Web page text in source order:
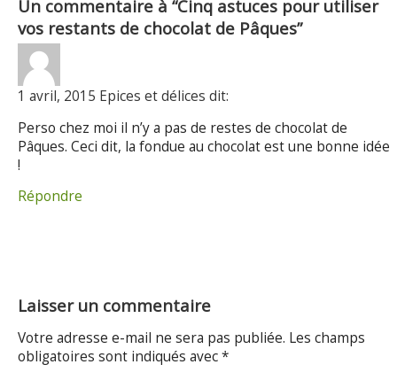
Un commentaire à “Cinq astuces pour utiliser
vos restants de chocolat de Pâques”
1 avril, 2015 Epices et délices dit:
Perso chez moi il n’y a pas de restes de chocolat de
Pâques. Ceci dit, la fondue au chocolat est une bonne idée
!
Répondre
Laisser un commentaire
Votre adresse e-mail ne sera pas publiée. Les champs
obligatoires sont indiqués avec*